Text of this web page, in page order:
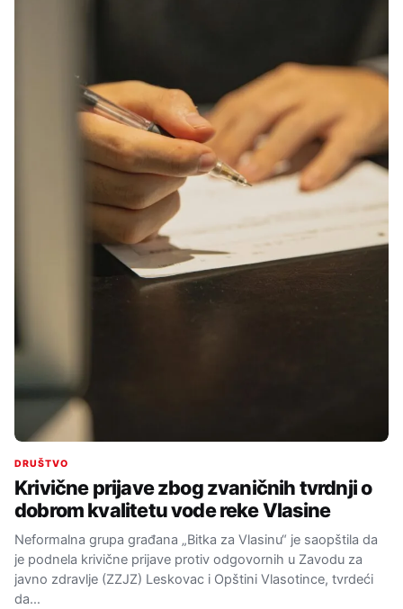
DRUŠTVO
Krivične prijave zbog zvaničnih tvrdnji o
dobrom kvalitetu vode reke Vlasine
Neformalna grupa građana „Bitka za Vlasinu“ je saopštila da
je podnela krivične prijave protiv odgovornih u Zavodu za
javno zdravlje (ZZJZ) Leskovac i Opštini Vlasotince, tvrdeći
da…